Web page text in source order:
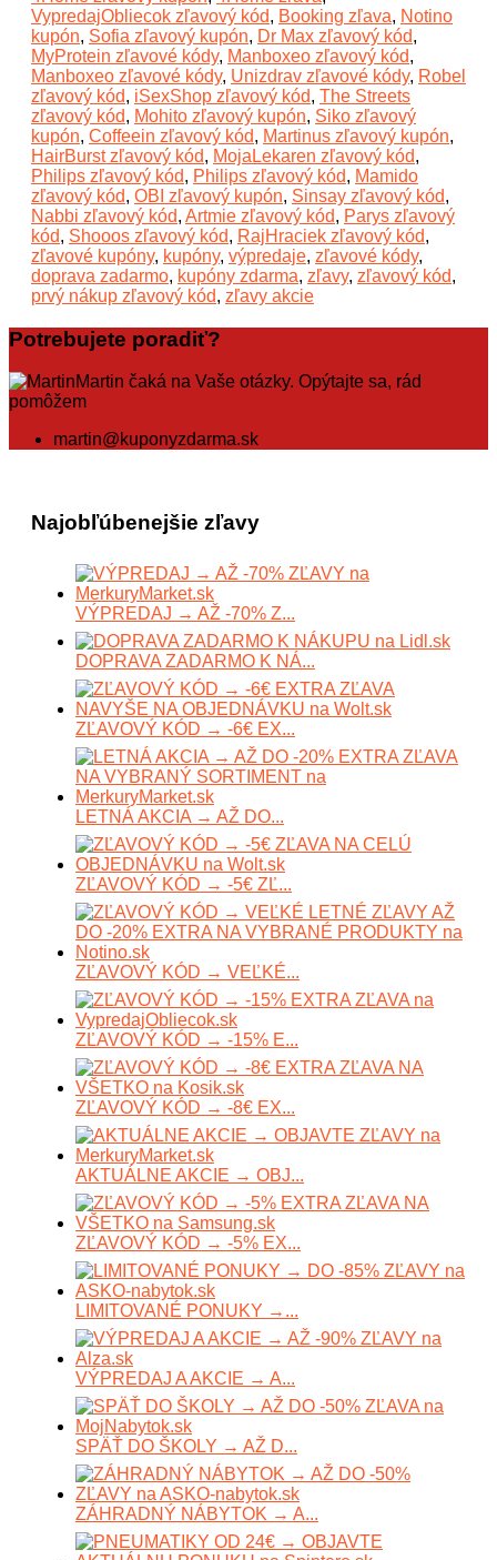
VypredajObliecok zľavový kód, Booking zľava, Notino
kupón, Sofia zľavový kupón, Dr Max zľavový kód,
MyProtein zľavové kódy, Manboxeo zľavový kód,
Manboxeo zľavové kódy, Unizdrav zľavové kódy, Robel
zľavový kód, iSexShop zľavový kód, The Streets
zľavový kód, Mohito zľavový kupón, Siko zľavový
kupón, Coffeein zľavový kód, Martinus zľavový kupón,
HairBurst zľavový kód, MojaLekaren zľavový kód,
Philips zľavový kód, Philips zľavový kód, Mamido
zľavový kód, OBI zľavový kupón, Sinsay zľavový kód,
Nabbi zľavový kód, Artmie zľavový kód, Parys zľavový
kód, Shooos zľavový kód, RajHraciek zľavový kód,
zľavové kupóny, kupóny, výpredaje, zľavové kódy,
doprava zadarmo, kupóny zdarma, zľavy, zľavový kód,
prvý nákup zľavový kód, zľavy akcie
Potrebujete poradiť?
Martin čaká na Vaše otázky. Opýtajte sa, rád
pomôžem
martin@kuponyzdarma.sk
Najobľúbenejšie zľavy
VÝPREDAJ → AŽ -70% Z...
DOPRAVA ZADARMO K NÁ...
ZĽAVOVÝ KÓD → -6€ EX...
LETNÁ AKCIA → AŽ DO...
ZĽAVOVÝ KÓD → -5€ ZĽ...
ZĽAVOVÝ KÓD → VEĽKÉ...
ZĽAVOVÝ KÓD → -15% E...
ZĽAVOVÝ KÓD → -8€ EX...
AKTUÁLNE AKCIE → OBJ...
ZĽAVOVÝ KÓD → -5% EX...
LIMITOVANÉ PONUKY →...
VÝPREDAJ A AKCIE → A...
SPÄŤ DO ŠKOLY → AŽ D...
ZÁHRADNÝ NÁBYTOK → A...